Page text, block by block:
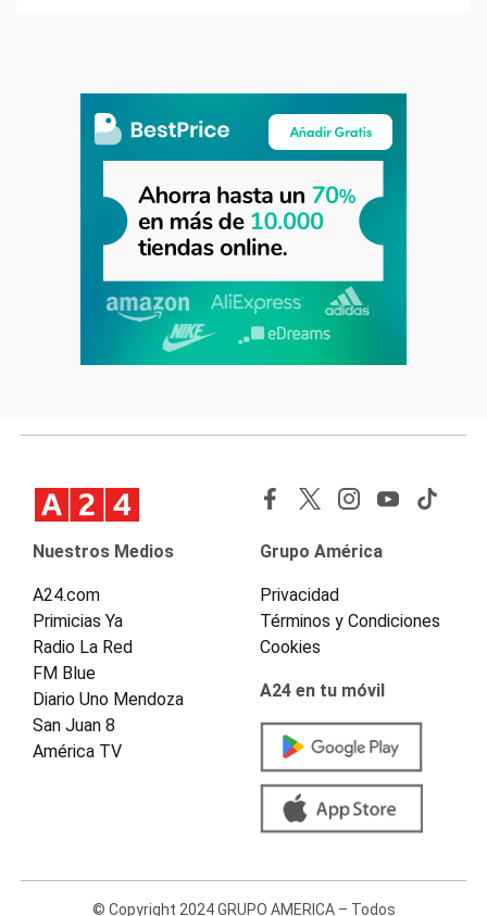
Nuestros Medios
A24.com
Primicias Ya
Radio La Red
FM Blue
Diario Uno Mendoza
San Juan 8
América TV
Grupo América
Privacidad
Términos y Condiciones
Cookies
A24 en tu móvil
© Copyright 2024 GRUPO AMERICA – Todos